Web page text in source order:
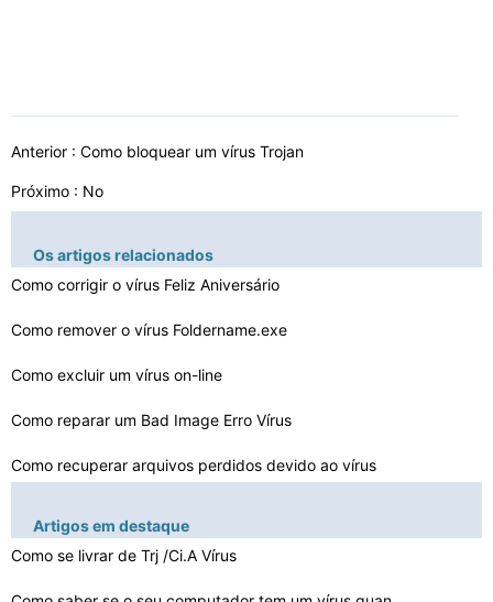
Anterior : Como bloquear um vírus Trojan
Próximo : No
Os artigos relacionados
Como corrigir o vírus Feliz Aniversário
Como remover o vírus Foldername.exe
Como excluir um vírus on-line
Como reparar um Bad Image Erro Vírus
Como recuperar arquivos perdidos devido ao vírus
O Vírus Incredimail
Artigos em destaque
Como se livrar de Trj /Ci.A Vírus